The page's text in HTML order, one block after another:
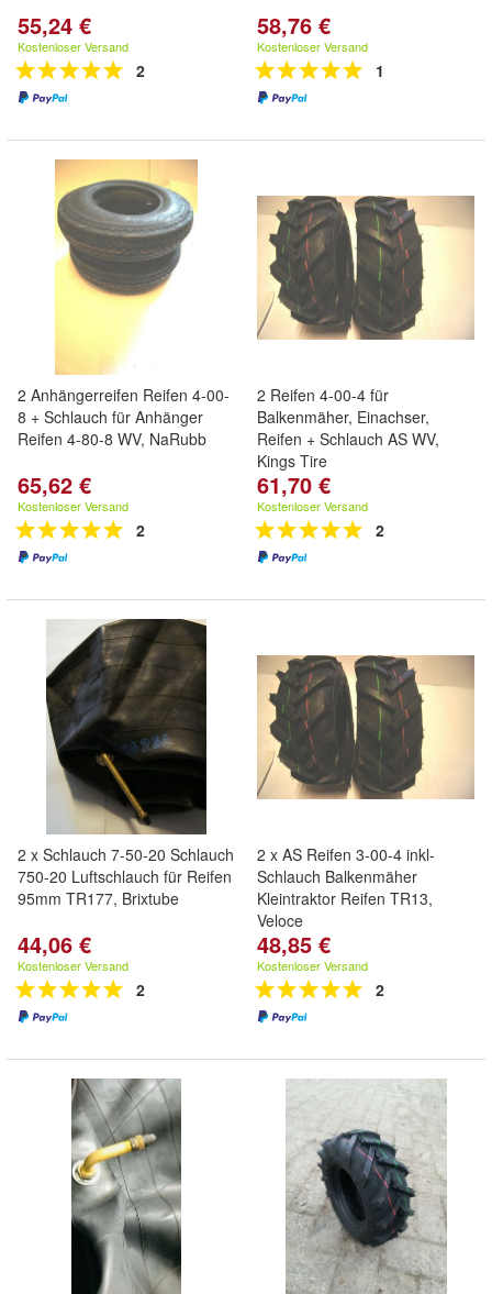
55,24 €
Kostenloser Versand
2
58,76 €
Kostenloser Versand
1
2 Anhängerreifen Reifen 4-00-
8 + Schlauch für Anhänger
Reifen 4-80-8 WV, NaRubb
65,62 €
Kostenloser Versand
2
2 Reifen 4-00-4 für
Balkenmäher, Einachser,
Reifen + Schlauch AS WV,
Kings Tire
61,70 €
Kostenloser Versand
2
2 x Schlauch 7-50-20 Schlauch
750-20 Luftschlauch für Reifen
95mm TR177, Brixtube
44,06 €
Kostenloser Versand
2
2 x AS Reifen 3-00-4 inkl-
Schlauch Balkenmäher
Kleintraktor Reifen TR13,
Veloce
48,85 €
Kostenloser Versand
2